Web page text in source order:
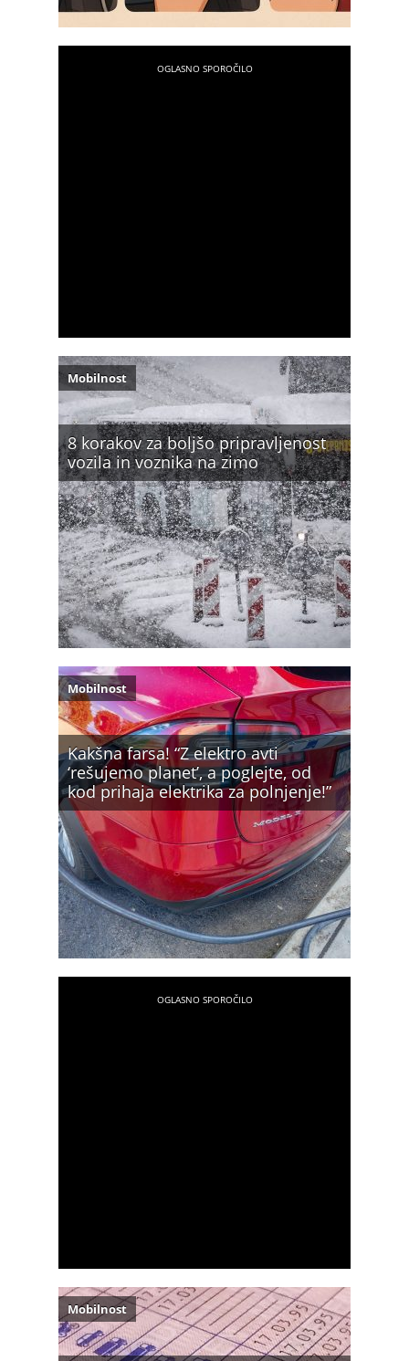
8 korakov za boljšo pripravljenost
vozila in voznika na zimo
Mobilnost
Kakšna farsa! “Z elektro avti
‘rešujemo planet’, a poglejte, od
kod prihaja elektrika za polnjenje!”
Mobilnost
Mobilnost